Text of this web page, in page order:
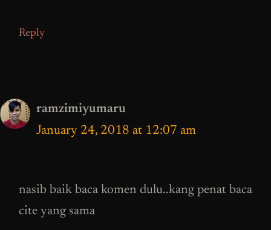
Reply
ramzimiyumaru
January 24, 2018 at 12:07 am
nasib baik baca komen dulu..kang penat baca
cite yang sama